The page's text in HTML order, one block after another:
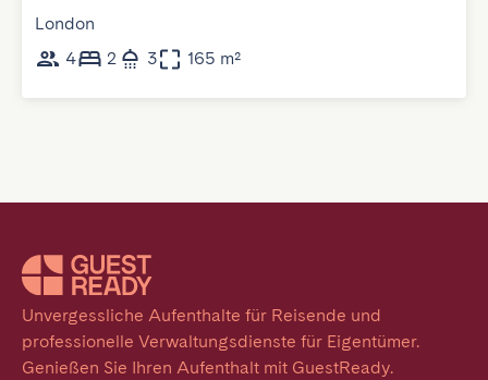
London
4
2 3 165 m²
Unvergessliche Aufenthalte für Reisende und
professionelle Verwaltungsdienste für Eigentümer.
Genießen Sie Ihren Aufenthalt mit GuestReady.